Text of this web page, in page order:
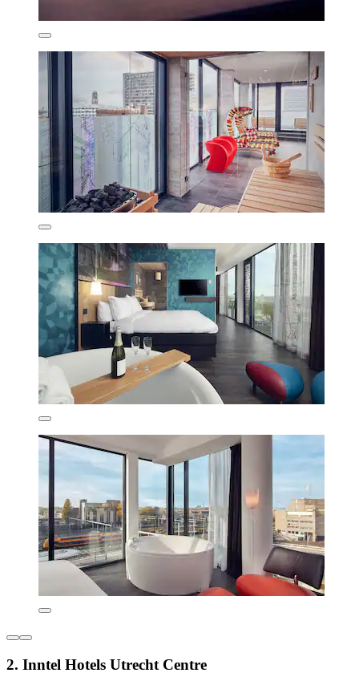
2. Inntel Hotels Utrecht Centre